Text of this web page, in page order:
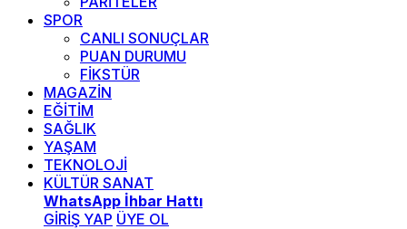
SPOR
CANLI SONUÇLAR
PUAN DURUMU
FİKSTÜR
MAGAZİN
EĞİTİM
SAĞLIK
YAŞAM
TEKNOLOJİ
KÜLTÜR SANAT
WhatsApp İhbar Hattı
GİRİŞ YAP ÜYE OL